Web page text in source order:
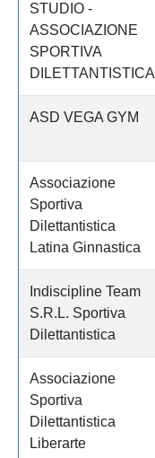
STUDIO -
ASSOCIAZIONE
SPORTIVA
DILETTANTISTICA
ASD VEGA GYM
Associazione
Sportiva
Dilettantistica
Latina Ginnastica
Indiscipline Team
S.R.L. Sportiva
Dilettantistica
Associazione
Sportiva
Dilettantistica
Liberarte